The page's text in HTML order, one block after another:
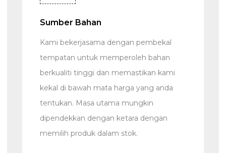
Sumber Bahan
Kami bekerjasama dengan pembekal
tempatan untuk memperoleh bahan
berkualiti tinggi dan memastikan kami
kekal di bawah mata harga yang anda
tentukan. Masa utama mungkin
dipendekkan dengan ketara dengan
memilih produk dalam stok.